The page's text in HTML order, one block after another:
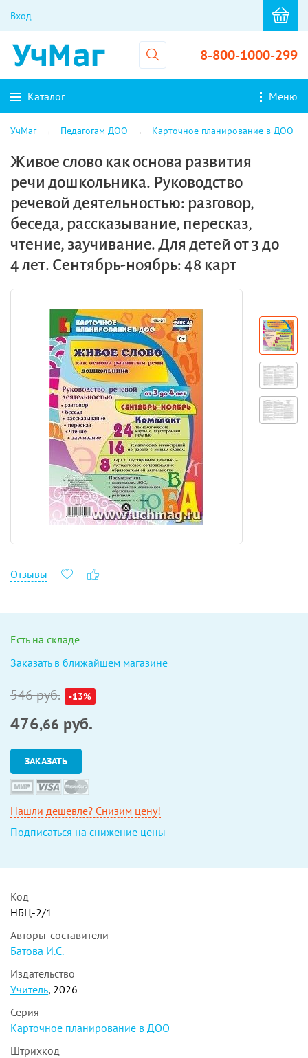
Вход
8-800-1000-299
Каталог Меню
УчМаг Педагогам ДОО Карточное планирование в ДОО
Живое слово как основа развития
речи дошкольника. Руководство
речевой деятельностью: разговор,
беседа, рассказывание, пересказ,
чтение, заучивание. Для детей от 3 до
4 лет. Сентябрь-ноябрь: 48 карт
Отзывы
Есть на складе
Заказать в ближайшем магазине
546 руб. -13%
476,66 руб.
ЗАКАЗАТЬ
Нашли дешевле? Снизим цену!
Подписаться на снижение цены
Код
НБЦ-2/1
Авторы-составители
Батова И.С.
Издательство
Учитель, 2026
Серия
Карточное планирование в ДОО
Штрихкод